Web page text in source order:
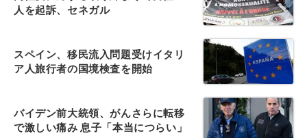
人を起訴、セネガル
スペイン、移民流入問題受けイタリ
ア人旅行者の国境検査を開始
バイデン前大統領、がんさらに転移
で激しい痛み 息子「本当につらい」